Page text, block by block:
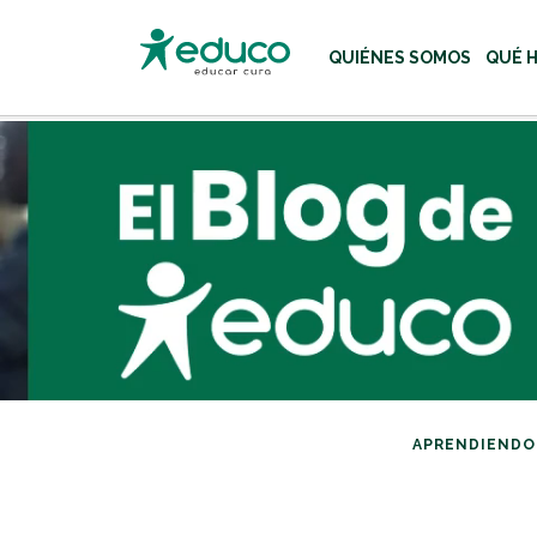
Usa las teclas Tab o
QUIÉNES SOMOS QUÉ